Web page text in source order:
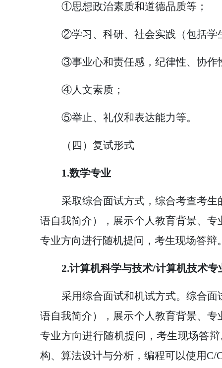
①思想政治素质和道德品质等；
②学习、科研、社会实践（包括学
③事业心和责任感，纪律性、协作
④人文素质；
⑤举止、礼仪和表达能力等。
（四）复试形式
1.数学专业
采取综合面试方式，综合考查考
语自我简介），展示个人教育背景、
专业方向进行随机提问，考生现场答辩
2.计算机科学与技术/计算机技术专
采用综合面试和机试方式。综合
语自我简介），展示个人教育背景、
专业方向进行随机提问，考生现场答
构、算法设计与分析，编程可以使用C/